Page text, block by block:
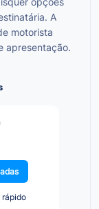
A
motorista
apresentação.